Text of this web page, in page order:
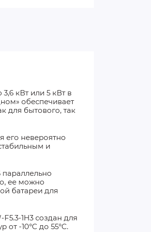
кВт или 5 кВт в
обеспечивает
для бытового, так
его невероятно
и
ее можно
батареи для
1H3 создан для
-10°C до 55°C.